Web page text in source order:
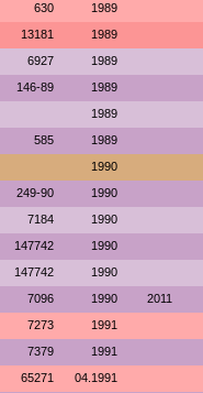
630 1989
13181 1989
6927 1989
146-89 1989
1989
585 1989
1990
249-90 1990
7184 1990
147742 1990
147742 1990
7096 1990 2011
7273 1991
7379 1991
65271 04.1991